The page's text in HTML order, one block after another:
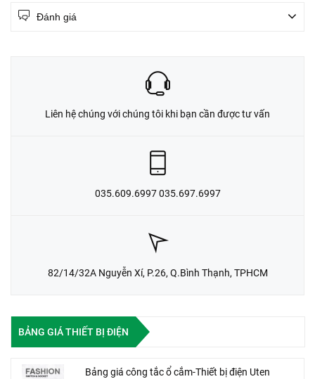
Đánh giá
Liên hệ chúng với chúng tôi khi bạn cần được tư vấn
035.609.6997 035.697.6997
82/14/32A Nguyễn Xí, P.26, Q.Bình Thạnh, TPHCM
BẢNG GIÁ THIẾT BỊ ĐIỆN
Bảng giá công tắc ổ cắm-Thiết bị điện Uten